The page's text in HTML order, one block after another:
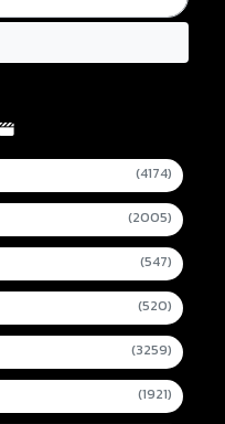
(4174)
(2005)
(547)
(520)
(3259)
(1921)